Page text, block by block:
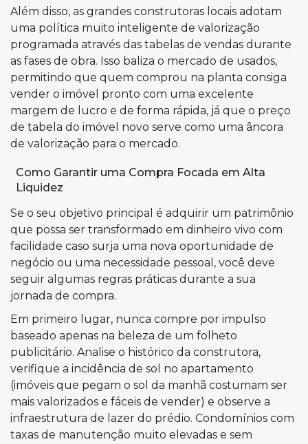
Além disso, as grandes construtoras locais adotam
uma política muito inteligente de valorização
programada através das tabelas de vendas durante
as fases de obra. Isso baliza o mercado de usados,
permitindo que quem comprou na planta consiga
vender o imóvel pronto com uma excelente
margem de lucro e de forma rápida, já que o preço
de tabela do imóvel novo serve como uma âncora
de valorização para o mercado.
Como Garantir uma Compra Focada em Alta
Liquidez
Se o seu objetivo principal é adquirir um patrimônio
que possa ser transformado em dinheiro vivo com
facilidade caso surja uma nova oportunidade de
negócio ou uma necessidade pessoal, você deve
seguir algumas regras práticas durante a sua
jornada de compra.
Em primeiro lugar, nunca compre por impulso
baseado apenas na beleza de um folheto
publicitário. Analise o histórico da construtora,
verifique a incidência de sol no apartamento
(imóveis que pegam o sol da manhã costumam ser
mais valorizados e fáceis de vender) e observe a
infraestrutura de lazer do prédio. Condomínios com
taxas de manutenção muito elevadas e sem